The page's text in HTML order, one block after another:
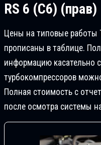
RS 6 (C6) (прав)
Цены на типовые работы
прописаны в таблице.
информацию касательно
турбокомпрессоров
Полная стоимость с
после осмотра системы